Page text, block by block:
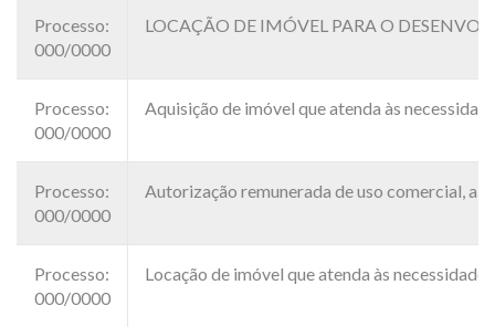
Processo:
000/0000
LOCAÇÃO DE IMÓVEL PARA O
Processo:
000/0000
Aquisição de imóvel que atenda às
Processo:
000/0000
Autorização remunerada de uso comercial, a
Processo:
000/0000
Locação de imóvel que atenda às